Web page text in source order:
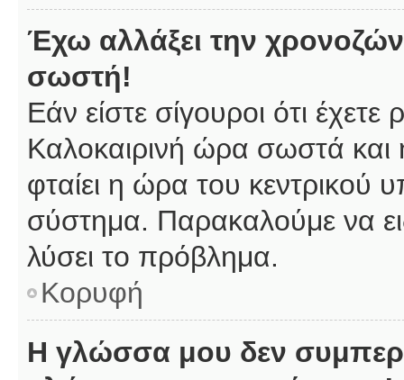
Έχω αλλάξει την
σωστή!
Εάν είστε σίγουροι ότι
Καλοκαιρινή ώρα σωστά και
φταίει η ώρα του κεντρικού
σύστημα. Παρακαλούμε να
λύσει το πρόβλημα.
Κορυφή
Η γλώσσα μου δεν